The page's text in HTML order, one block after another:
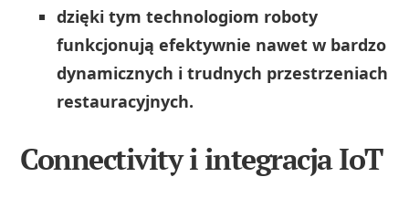
dzięki tym technologiom roboty
funkcjonują efektywnie nawet w bardzo
dynamicznych i trudnych przestrzeniach
restauracyjnych.
Connectivity i integracja IoT